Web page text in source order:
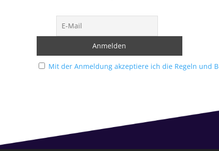
Mit der Anmeldung akzeptiere ich die Regeln und